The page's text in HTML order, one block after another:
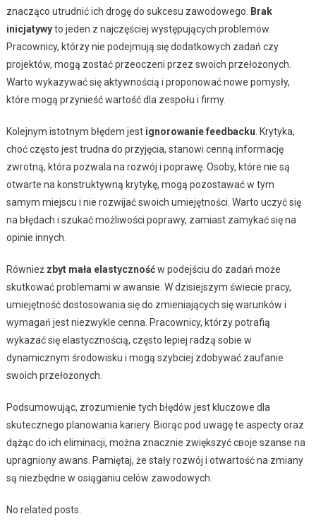
znacząco utrudnić ich drogę do sukcesu zawodowego.
Brak
inicjatywyto jeden z najczęściej występujących problemów.
Pracownicy, którzy nie podejmują się dodatkowych zadań czy
projektów, mogą zostać przeoczeni przez swoich przełożonych.
Warto wykazywać się aktywnością i proponować nowe pomysły,
które mogą przynieść wartość dla zespołu i firmy.
Kolejnym istotnym błędem jest ignorowanie feedbacku . Krytyka,
choć często jest trudna do przyjęcia, stanowi cenną informację
zwrotną, która pozwala na rozwój i poprawę. Osoby, które nie są
otwarte na konstruktywną krytykę, mogą pozostawać w tym
samym miejscu i nie rozwijać swoich umiejętności. Warto uczyć się
na błędach i szukać możliwości poprawy, zamiast zamykać się na
opinie innych.
Również zbyt mała elastycznośćw podejściu do zadań może
skutkować problemami w awansie. W dzisiejszym świecie pracy,
umiejętność dostosowania się do zmieniających się warunków i
wymagań jest niezwykle cenna. Pracownicy, którzy potrafią
wykazać się elastycznością, często lepiej radzą sobie w
dynamicznym środowisku i mogą szybciej zdobywać zaufanie
swoich przełożonych.
Podsumowując, zrozumienie tych błędów jest kluczowe dla
skutecznego planowania kariery. Biorąc pod uwagę te aspecty oraz
dążąc do ich eliminacji, można znacznie zwiększyć своje szanse na
upragniony awans. Pamiętaj, że stały rozwój i otwartość na zmiany
są niezbędne w osiąganiu celów zawodowych.
No related posts.